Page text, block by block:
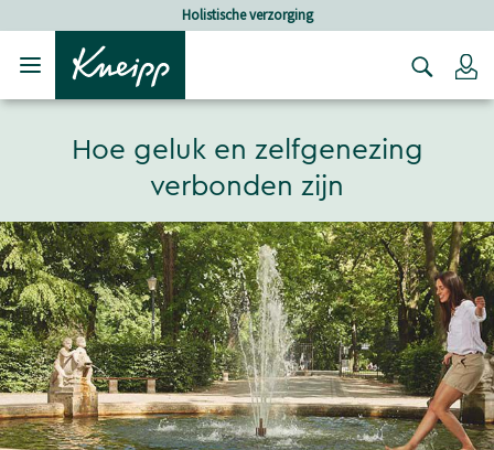
Verder gaan naar hoofdinhoud.
Verder gaan naar de footerHolistische verzorging
Hoe geluk en zelfgenezing
verbonden zijn